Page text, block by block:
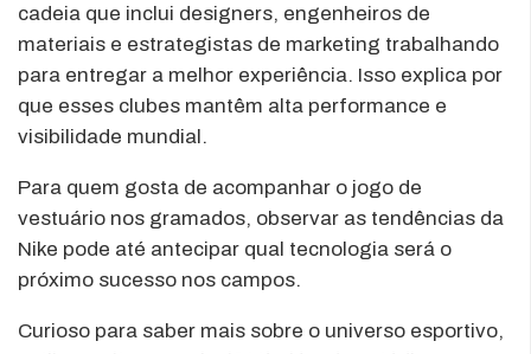
cadeia que inclui designers, engenheiros de
materiais e estrategistas de marketing trabalhando
para entregar a melhor experiência. Isso explica por
que esses clubes mantêm alta performance e
visibilidade mundial.
Para quem gosta de acompanhar o jogo de
vestuário nos gramados, observar as tendências da
Nike pode até antecipar qual tecnologia será o
próximo sucesso nos campos.
Curioso para saber mais sobre o universo esportivo,